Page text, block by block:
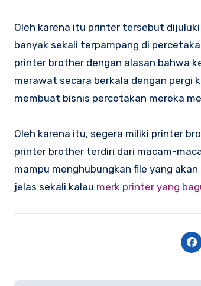
Oleh karena itu printer tersebut
banyak sekali terpampang di
printer brother dengan alasan bahwa
merawat secara berkala dengan pergi
membuat bisnis percetakan mereka
Oleh karena itu, segera miliki printer
printer brother terdiri dari macam-
mampu menghubungkan file yang
jelas sekali kalau merk printer yang